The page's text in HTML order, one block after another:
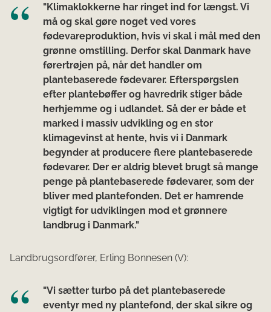
"Klimaklokkerne har ringet ind for længst. Vi
må og skal gøre noget ved vores
fødevareproduktion, hvis vi skal i mål med den
grønne omstilling. Derfor skal Danmark have
førertrøjen på, når det handler om
plantebaserede fødevarer. Efterspørgslen
efter plantebøffer og havredrik stiger både
herhjemme og i udlandet. Så der er både et
marked i massiv udvikling og en stor
klimagevinst at hente, hvis vi i Danmark
begynder at producere flere plantebaserede
fødevarer. Der er aldrig blevet brugt så mange
penge på plantebaserede fødevarer, som der
bliver med plantefonden. Det er hamrende
vigtigt for udviklingen mod et grønnere
landbrug i Danmark."
Landbrugsordfører, Erling Bonnesen (V):
"Vi sætter turbo på det plantebaserede
eventyr med ny plantefond, der skal sikre og